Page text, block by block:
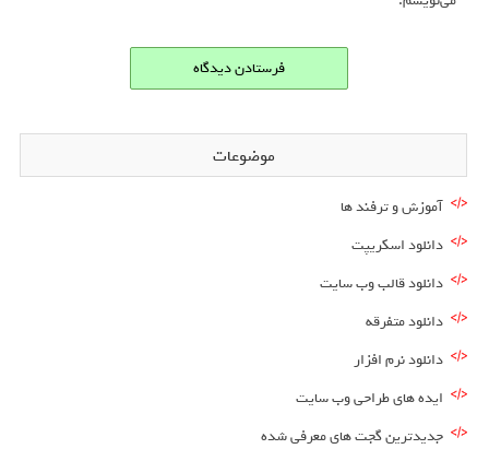
موضوعات
آموزش و ترفند ها
دانلود اسکریپت
دانلود قالب وب سایت
دانلود متفرقه
دانلود نرم افزار
ایده های طراحی وب سایت
جدیدترین گجت های معرفی شده